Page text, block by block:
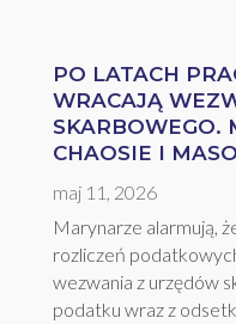
PO LATACH
WRACAJĄ
SKARBOWEGO.
CHAOSIE I
maj 11, 2026
Marynarze alarmują,
rozliczeń
wezwania z urzędów
podatku wraz z